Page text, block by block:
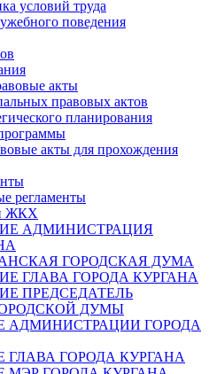
условий труда
поведения
акты
правовых актов
планирования
акты для прохождения
регламенты
ЖКХ
АДМИНИСТРАЦИЯ
ГОРОДСКАЯ ДУМА
ГЛАВА ГОРОДА КУРГАНА
ПРЕДСЕДАТЕЛЬ
ДУМЫ
АДМИНИСТРАЦИИ ГОРОДА
ГЛАВА ГОРОДА КУРГАНА